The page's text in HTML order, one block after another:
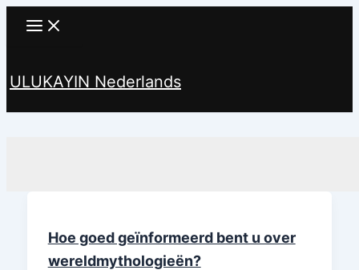
inhoud
ULUKAYIN Nederlands
Hoe goed geïnformeerd bent u over
wereldmythologieën?